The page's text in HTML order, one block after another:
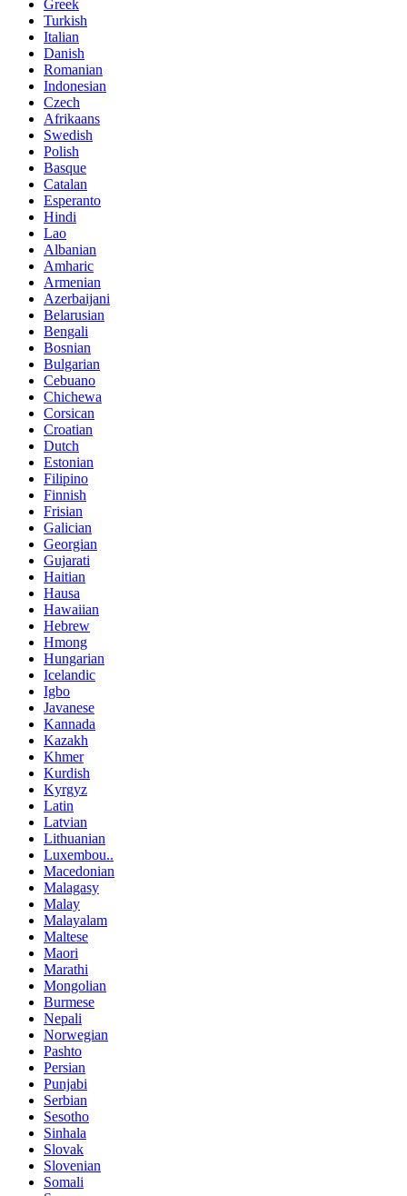
Greek
Turkish
Italian
Danish
Romanian
Indonesian
Czech
Afrikaans
Swedish
Polish
Basque
Catalan
Esperanto
Hindi
Lao
Albanian
Amharic
Armenian
Azerbaijani
Belarusian
Bengali
Bosnian
Bulgarian
Cebuano
Chichewa
Corsican
Croatian
Dutch
Estonian
Filipino
Finnish
Frisian
Galician
Georgian
Gujarati
Haitian
Hausa
Hawaiian
Hebrew
Hmong
Hungarian
Icelandic
Igbo
Javanese
Kannada
Kazakh
Khmer
Kurdish
Kyrgyz
Latin
Latvian
Lithuanian
Luxembou..
Macedonian
Malagasy
Malay
Malayalam
Maltese
Maori
Marathi
Mongolian
Burmese
Nepali
Norwegian
Pashto
Persian
Punjabi
Serbian
Sesotho
Sinhala
Slovak
Slovenian
Somali